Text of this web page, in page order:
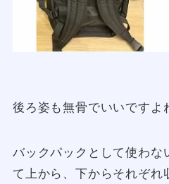
後ろ姿も無骨でいいですよ
バックパックとして使わな
て上から、下からそれぞれ